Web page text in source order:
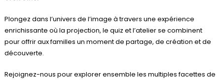
Plongez dans l’univers de l’image à travers une expérience
enrichissante où la projection, le quiz et l’atelier se combinent
pour offrir aux familles un moment de partage, de création et de
découverte.
Rejoignez-nous pour explorer ensemble les multiples facettes de